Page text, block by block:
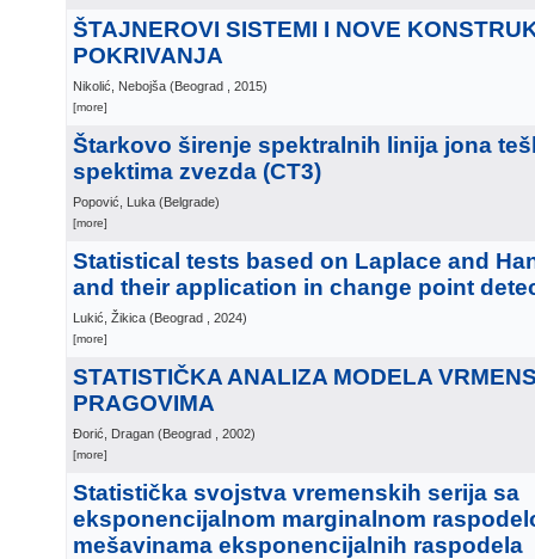
ŠTAJNEROVI SISTEMI I NOVE
POKRIVANJA
Nikolić, Nebojša (Beograd , 2015)
[more]
Štarkovo širenje spektralnih linija jona
spektima zvezda (CT3)
Popović, Luka (Belgrade)
[more]
Statistical tests based on Laplace and
and their application in change point
Lukić, Žikica (Beograd , 2024)
[more]
STATISTIČKA ANALIZA MODELA
PRAGOVIMA
Đorić, Dragan (Beograd , 2002)
[more]
Statistička svojstva vremenskih serija sa
eksponencijalnom marginalnom
mešavinama eksponencijalnih raspodela